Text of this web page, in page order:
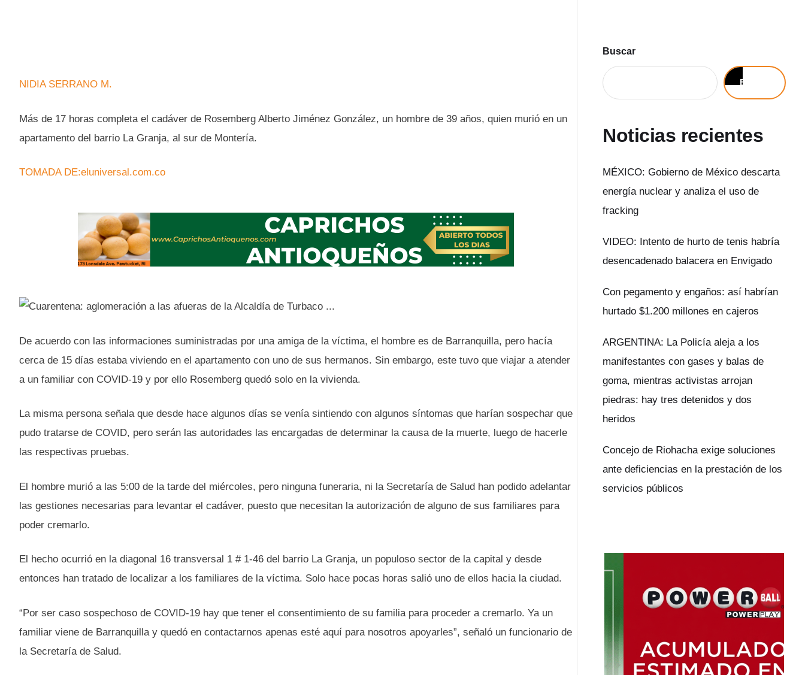
NIDIA SERRANO M.
Más de 17 horas completa el cadáver de Rosemberg Alberto Jiménez González, un hombre de 39 años, quien murió en un
apartamento del barrio La Granja, al sur de Montería.
TOMADA DE:eluniversal.com.co
De acuerdo con las informaciones suministradas por una amiga de la víctima, el hombre es de Barranquilla, pero hacía
cerca de 15 días estaba viviendo en el apartamento con uno de sus hermanos. Sin embargo, este tuvo que viajar a atender
a un familiar con COVID-19 y por ello Rosemberg quedó solo en la vivienda.
La misma persona señala que desde hace algunos días se venía sintiendo con algunos síntomas que harían sospechar que
pudo tratarse de COVID, pero serán las autoridades las encargadas de determinar la causa de la muerte, luego de hacerle
las respectivas pruebas.
El hombre murió a las 5:00 de la tarde del miércoles, pero ninguna funeraria, ni la Secretaría de Salud han podido adelantar
las gestiones necesarias para levantar el cadáver, puesto que necesitan la autorización de alguno de sus familiares para
poder cremarlo.
El hecho ocurrió en la diagonal 16 transversal 1 # 1-46 del barrio La Granja, un populoso sector de la capital y desde
entonces han tratado de localizar a los familiares de la víctima. Solo hace pocas horas salió uno de ellos hacia la ciudad.
“Por ser caso sospechoso de COVID-19 hay que tener el consentimiento de su familia para proceder a cremarlo. Ya un
familiar viene de Barranquilla y quedó en contactarnos apenas esté aquí para nosotros apoyarles”, señaló un funcionario de
la Secretaría de Salud.
Buscar
Buscar
Noticias recientes
MÉXICO: Gobierno de México descarta
energía nuclear y analiza el uso de
fracking
VIDEO: Intento de hurto de tenis habría
desencadenado balacera en Envigado
Con pegamento y engaños: así habrían
hurtado $1.200 millones en cajeros
ARGENTINA: La Policía aleja a los
manifestantes con gases y balas de
goma, mientras activistas arrojan
piedras: hay tres detenidos y dos
heridos
Concejo de Riohacha exige soluciones
ante deficiencias en la prestación de los
servicios públicos